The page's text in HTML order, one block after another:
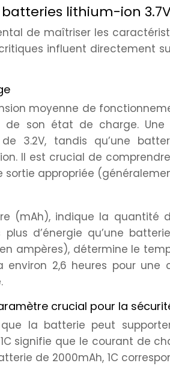
lithium-ion
de maîtriser les
influent directement
moyenne de
son état de charge. Une
3.2V, tandis qu’une
Il est crucial de
appropriée
(mAh), indique la quantité
d’énergie qu’une
ampères), détermine le
2,6 heures pour une
crucial pour la
la batterie peut
signifie que le courant de
de 2000mAh, 1C